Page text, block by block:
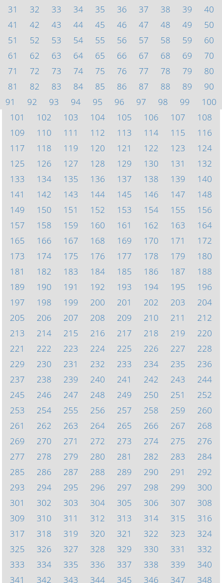
31
32 33 34 35 36 37 38 39
40
41
42 43 44 45 46 47 48 49
50
51
52 53 54 55 56 57 58 59
60
61
62 63 64 65 66 67 68 69
70
71
72 73 74 75 76 77 78 79
80
81
82 83 84 85 86 87 88 89
90
91
92 93 94 95 96 97 98 99
100
101
102 103 104 105 106 107
108
109
110 111 112 113 114 115
116
117
118 119 120 121 122 123
124
125
126 127 128 129 130 131
132
133
134 135 136 137 138 139
140
141
142 143 144 145 146 147
148
149
150 151 152 153 154 155
156
157
158 159 160 161 162 163
164
165
166 167 168 169 170 171
172
173
174 175 176 177 178 179
180
181
182 183 184 185 186 187
188
189
190 191 192 193 194 195
196
197
198 199 200 201 202 203
204
205
206 207 208 209 210 211
212
213
214 215 216 217 218 219
220
221
222 223 224 225 226 227
228
229
230 231 232 233 234 235
236
237
238 239 240 241 242 243
244
245
246 247 248 249 250 251
252
253
254 255 256 257 258 259
260
261
262 263 264 265 266 267
268
269
270 271 272 273 274 275
276
277
278 279 280 281 282 283
284
285
286 287 288 289 290 291
292
293
294 295 296 297 298 299
300
301
302 303 304 305 306 307
308
309
310 311 312 313 314 315
316
317
318 319 320 321 322 323
324
325
326 327 328 329 330 331
332
333
334 335 336 337 338 339
340
341
342 343 344 345 346 347 348